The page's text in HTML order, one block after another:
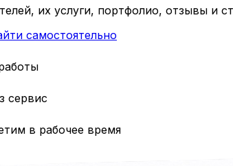
их услуги, портфолио, отзывы и
самостоятельно
сервис
в рабочее время